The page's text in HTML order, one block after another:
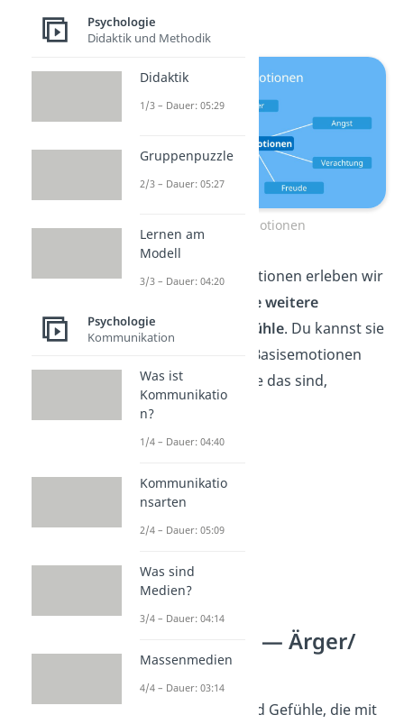
Ekel
7 Basisemotionen
Neben diesen 7 Emotionen erleben wir
viele weitere
Emotionen und Gefühle. Du kannst sie
den verschiedenen Basisemotionen
unterordnen.
Welche das sind,
erfährst du jetzt!
Gefühle Liste — Ärger/
Wut
Alle Stimmungen und Gefühle, die mit
Psychologie
Didaktik und Methodik
Didaktik
1/3 – Dauer: 05:29
Gruppenpuzzle
2/3 – Dauer: 05:27
Lernen am
Modell
3/3 – Dauer: 04:20
Psychologie
Kommunikation
Was ist
Kommunikatio
n?
1/4 – Dauer: 04:40
Kommunikatio
nsarten
2/4 – Dauer: 05:09
Was sind
Medien?
3/4 – Dauer: 04:14
Massenmedien
4/4 – Dauer: 03:14